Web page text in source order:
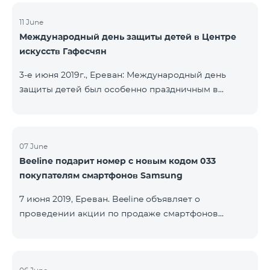
11 June
Международный день защиты детей в Центре
искусств Гафесчян
3-е июня 2019г., Ереван: Международный день
защиты детей был особенно праздничным в
школьников представили логотип ЦИГ с
указанием 10-летней годовщины в начале с
помощью воздушных шариков, а затем с помощью
изображением произведений ЦИГ в саду
скульптур Гафесчян в рамках творческой
07 June
Beeline подарит номер с новым кодом 033
покупателям смартфонов Samsung
7 июня 2019, Ереван. Beeline объявляет о
проведении акции по продаже смартфонов